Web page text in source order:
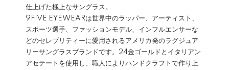
仕上げた極上なサングラス。
9FIVE EYEWEARは世界中のラッパー、アーティスト、
スポーツ選手、ファッションモデル、インフルエンサーな
どのセレブリティーに愛用されるアメリカ発のラグジュア
リーサングラスブランドです。24金ゴールドとイタリアン
アセテートを使用し、職人によりハンドクラフトで作り上